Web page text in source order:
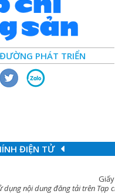
PHÁT TRIỂN
ĐIỆN TỬ
dụng nội dung đăng tải trên Tạp